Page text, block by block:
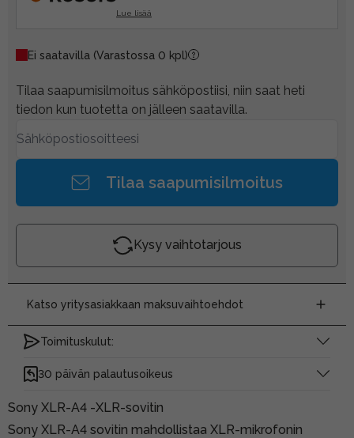
Lue lisää
Ei saatavilla (Varastossa 0 kpl)
Tilaa saapumisilmoitus sähköpostiisi, niin saat heti
tiedon kun tuotetta on jälleen saatavilla.
Tilaa saapumisilmoitus
Kysy vaihtotarjous
Katso yritysasiakkaan maksuvaihtoehdot
Toimituskulut:
30 päivän palautusoikeus
Sony XLR-A4 -XLR-sovitin
Sony XLR-A4 sovitin mahdollistaa XLR-mikrofonin